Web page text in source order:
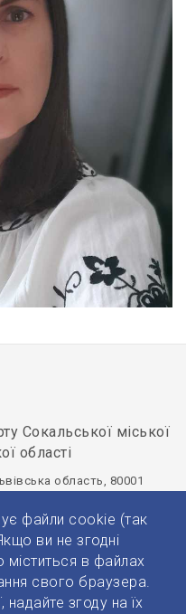
файли cookie (так
ви не згодні
міститься в файлах
свого браузера.
згоду на їх
Сокальської міської
області
область, 80001